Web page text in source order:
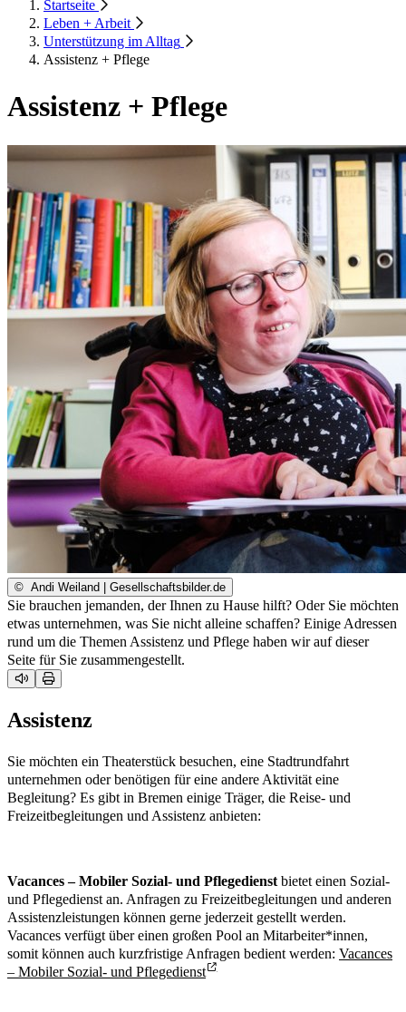
Startseite
Leben + Arbeit
Unterstützung im Alltag
Assistenz + Pflege
Assistenz + Pflege
© Andi Weiland | Gesellschaftsbilder.de
Sie brauchen jemanden, der Ihnen zu Hause hilft? Oder Sie möchten
etwas unternehmen, was Sie nicht alleine schaffen? Einige Adressen
rund um die Themen Assistenz und Pflege haben wir auf dieser
Seite für Sie zusammengestellt.
Assistenz
Sie möchten ein Theaterstück besuchen, eine Stadtrundfahrt
unternehmen oder benötigen für eine andere Aktivität eine
Begleitung? Es gibt in Bremen einige Träger, die Reise- und
Freizeitbegleitungen und Assistenz anbieten:
Vacances – Mobiler Sozial- und Pflegedienst bietet einen Sozial-
und Pflegedienst an. Anfragen zu Freizeitbegleitungen und anderen
Assistenzleistungen können gerne jederzeit gestellt werden.
Vacances verfügt über einen großen Pool an Mitarbeiter*innen,
somit können auch kurzfristige Anfragen bedient werden: Vacances
– Mobiler Sozial- und Pflegedienst